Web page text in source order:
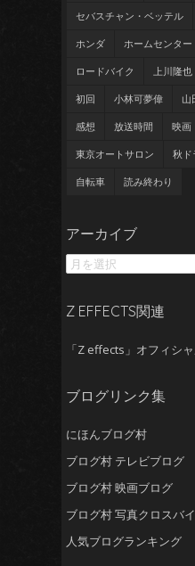
セバスチャン・ベッテル
ホンダ ホームセンター
ロードバイク 上川隆也
初回 小林可夢偉 山
感想 放送時間 映画
東京オートサロン 秋ド
自転車 読み終わり
アーカイブ
ア
ー
カ
ブ
Z EFFECTS関連
「Z effects」オフィシ
ブログリンク集
にほんブログ村
ブログ村 テレビブログ
ブログ村 映画ブログ
ブログ村 写真クロスバ
人気ブログランキング